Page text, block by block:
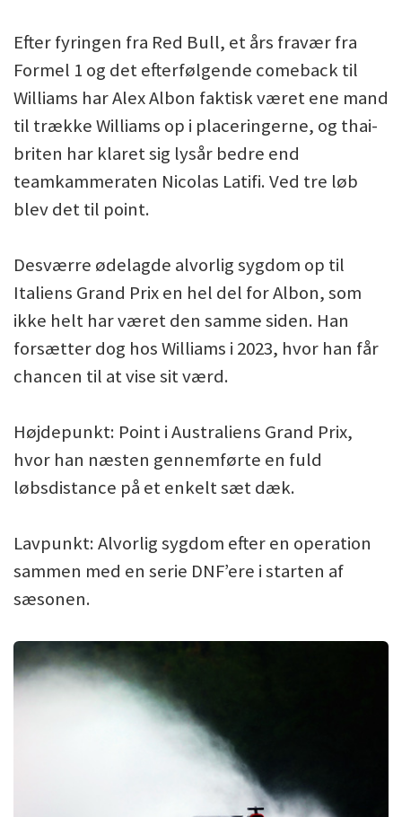
Efter fyringen fra Red Bull, et års fravær fra
Formel 1 og det efterfølgende comeback til
Williams har Alex Albon faktisk været ene mand
til trække Williams op i placeringerne, og thai-
briten har klaret sig lysår bedre end
teamkammeraten Nicolas Latifi. Ved tre løb
blev det til point.
Desværre ødelagde alvorlig sygdom op til
Italiens Grand Prix en hel del for Albon, som
ikke helt har været den samme siden. Han
forsætter dog hos Williams i 2023, hvor han får
chancen til at vise sit værd.
Højdepunkt: Point i Australiens Grand Prix,
hvor han næsten gennemførte en fuld
løbsdistance på et enkelt sæt dæk.
Lavpunkt: Alvorlig sygdom efter en operation
sammen med en serie DNF’ere i starten af
sæsonen.